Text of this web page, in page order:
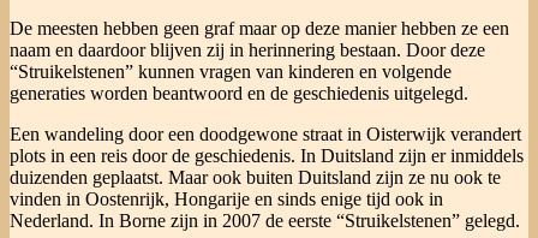
De meesten hebben geen graf maar op deze manier hebben ze een
naam en daardoor blijven zij in herinnering bestaan. Door deze
“Struikelstenen” kunnen vragen van kinderen en volgende
generaties worden beantwoord en de geschiedenis uitgelegd.
Een wandeling door een doodgewone straat in Oisterwijk verandert
plots in een reis door de geschiedenis. In Duitsland zijn er inmiddels
duizenden geplaatst. Maar ook buiten Duitsland zijn ze nu ook te
vinden in Oostenrijk, Hongarije en sinds enige tijd ook in
Nederland. In Borne zijn in 2007 de eerste “Struikelstenen” gelegd.